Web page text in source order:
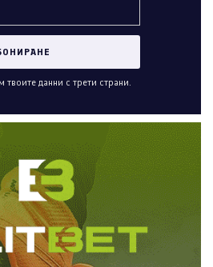
данни с трети страни.